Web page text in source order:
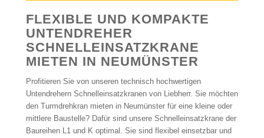
FLEXIBLE UND KOMPAKTE
UNTENDREHER
SCHNELLEINSATZKRANE
MIETEN IN NEUMÜNSTER
Profitieren Sie von unseren technisch hochwertigen
Untendrehern Schnelleinsatzkranen von Liebherr. Sie möchten
den Turmdrehkran mieten in Neumünster für eine kleine oder
mittlere Baustelle? Dafür sind unsere Schnelleinsatzkrane der
Baureihen L1 und K optimal. Sie sind flexibel einsetzbar und